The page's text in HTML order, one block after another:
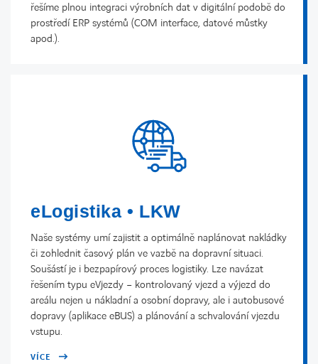
řešíme plnou integraci výrobních dat v digitální podobě do
prostředí ERP systémů (COM interface, datové můstky
apod.).
eLogistika • LKW
Naše systémy umí zajistit a optimálně naplánovat nakládky
či zohlednit časový plán ve vazbě na dopravní situaci.
Soušástí je i bezpapírový proces logistiky. Lze navázat
řešením typu eVjezdy – kontrolovaný vjezd a výjezd do
areálu nejen u nákladní a osobní dopravy, ale i autobusové
dopravy (aplikace eBUS) a plánování a schvalování vjezdu
vstupu.
VÍCE